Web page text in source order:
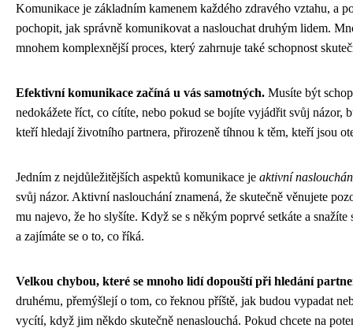
Komunikace je základním kamenem každého zdravého vztahu, a
pochopit, jak správně komunikovat a naslouchat druhým lidem.
mnohem komplexnější proces, který zahrnuje také schopnost
Efektivní komunikace začíná u vás samotných. Musíte být
nedokážete říct, co cítíte, nebo pokud se bojíte vyjádřit svůj názor,
kteří hledají životního partnera, přirozeně tíhnou k těm, kteří jsou
Jedním z nejdůležitějších aspektů komunikace je aktivní
svůj názor. Aktivní naslouchání znamená, že skutečně věnujete
mu najevo, že ho slyšíte. Když se s někým poprvé setkáte a
a zajímáte se o to, co říká.
Velkou chybou, které se mnoho lidí dopouští při hledání
druhému, přemýšlejí o tom, co řeknou příště, jak budou vypadat
vycítí, když jim někdo skutečně nenaslouchá. Pokud chcete na